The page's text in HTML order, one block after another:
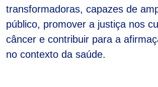
transformadoras, capazes de
público, promover a justiça nos
câncer e contribuir para a
no contexto da saúde.